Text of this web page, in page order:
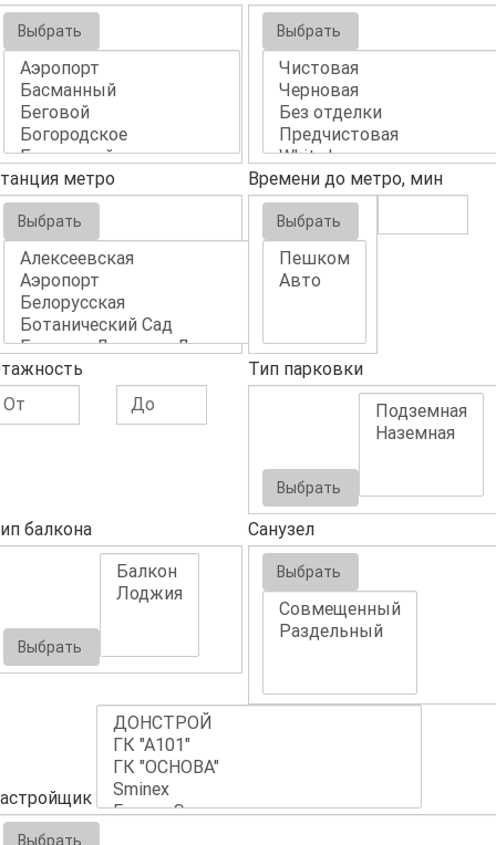
Выбрать Выбрать
метро
Выбрать
Времени до метро, мин
Выбрать
Тип парковки
Выбрать
балкона
Выбрать
Санузел
Выбрать
Выбрать